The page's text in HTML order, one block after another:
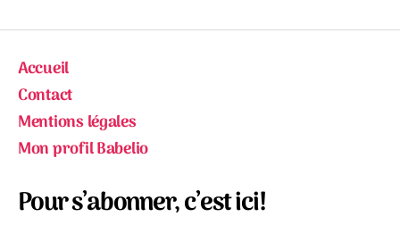
Accueil
Contact
Mentions légales
Mon profil Babelio
Pour s’abonner, c’est ici!